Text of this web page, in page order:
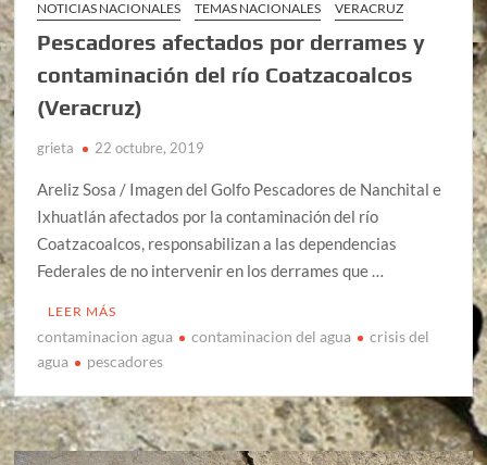
NOTICIAS NACIONALES
TEMAS NACIONALES VERACRUZ
Pescadores afectados por derrames y
contaminación del río Coatzacoalcos
(Veracruz)
grieta 22 octubre, 2019
Areliz Sosa / Imagen del Golfo Pescadores de Nanchital e
Ixhuatlán afectados por la contaminación del río
Coatzacoalcos, responsabilizan a las dependencias
Federales de no intervenir en los derrames que …
LEER MÁS
contaminacion agua contaminacion del agua
crisis del
agua
pescadores